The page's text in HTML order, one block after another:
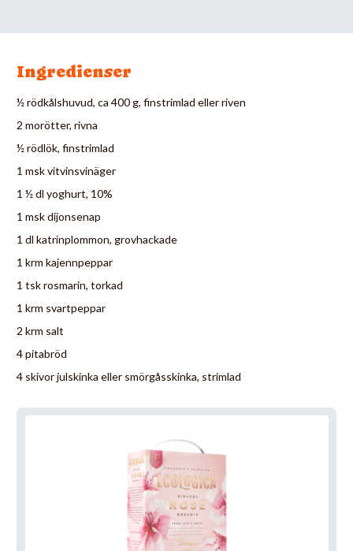
Ingredienser
½ rödkålshuvud, ca 400 g, finstrimlad eller riven
2 morötter, rivna
½ rödlök, finstrimlad
1 msk vitvinsvinäger
1 ½ dl yoghurt, 10%
1 msk dijonsenap
1 dl katrinplommon, grovhackade
1 krm kajennpeppar
1 tsk rosmarin, torkad
1 krm svartpeppar
2 krm salt
4 pitabröd
4 skivor julskinka eller smörgåsskinka, strimlad